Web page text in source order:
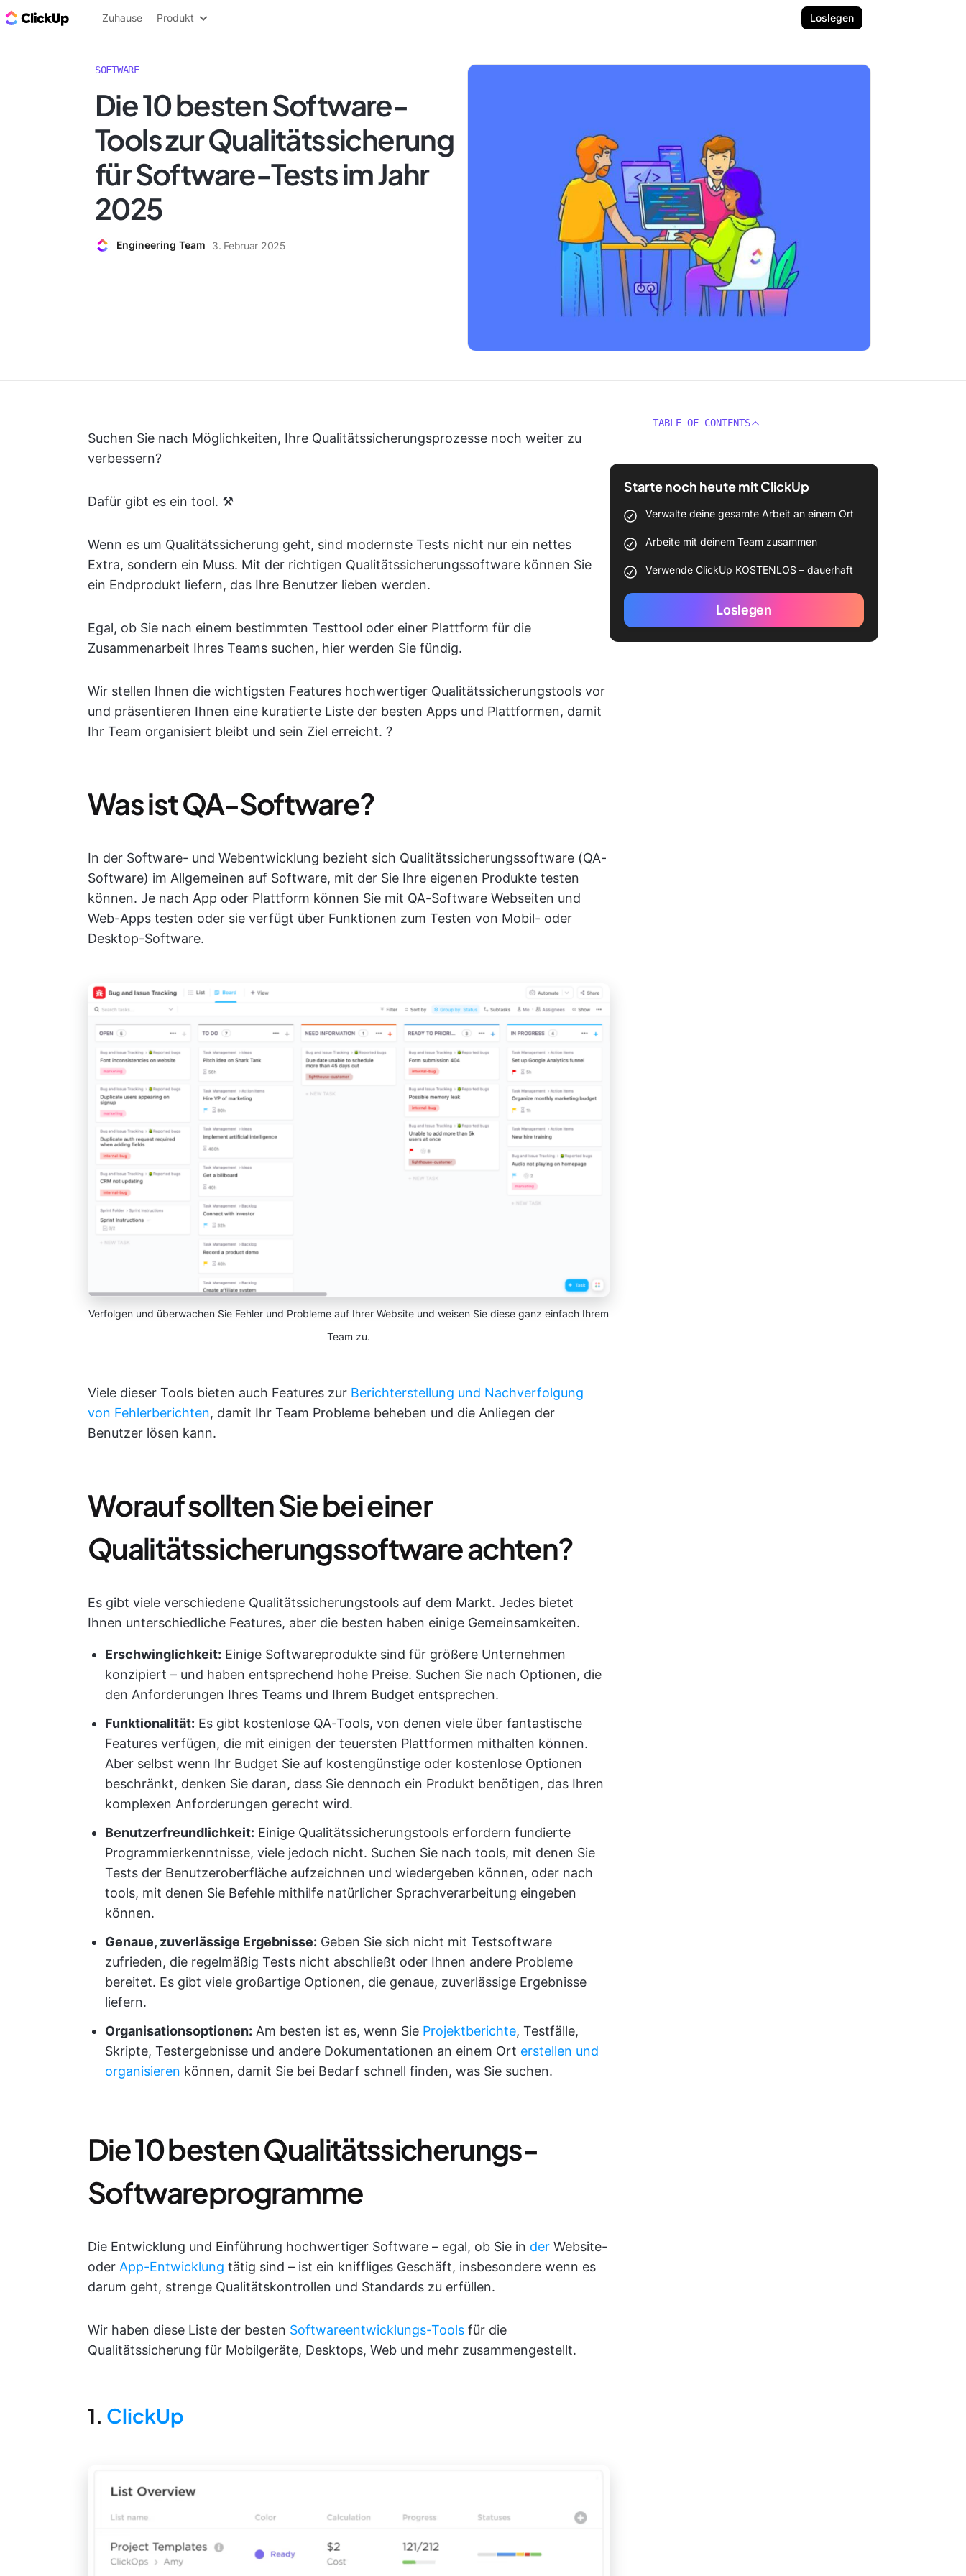
ClickUp Blog
Zuhause Produkt Loslegen
SOFTWARE
Die 10 besten Software-
Tools zur Qualitätssicherung
für Software-Tests im Jahr
2025
Engineering Team 3. Februar 2025
Suchen Sie nach Möglichkeiten, Ihre Qualitätssicherungsprozesse noch weiter zu
verbessern?
Dafür gibt es ein tool. ⚒️
Wenn es um Qualitätssicherung geht, sind modernste Tests nicht nur ein nettes
Extra, sondern ein Muss. Mit der richtigen Qualitätssicherungssoftware können Sie
ein Endprodukt liefern, das Ihre Benutzer lieben werden.
Egal, ob Sie nach einem bestimmten Testtool oder einer Plattform für die
Zusammenarbeit Ihres Teams suchen, hier werden Sie fündig.
Wir stellen Ihnen die wichtigsten Features hochwertiger Qualitätssicherungstools vor
und präsentieren Ihnen eine kuratierte Liste der besten Apps und Plattformen, damit
Ihr Team organisiert bleibt und sein Ziel erreicht. ?
Was ist QA-Software?
In der Software- und Webentwicklung bezieht sich Qualitätssicherungssoftware (QA-
Software) im Allgemeinen auf Software, mit der Sie Ihre eigenen Produkte testen
können. Je nach App oder Plattform können Sie mit QA-Software Webseiten und
Web-Apps testen oder sie verfügt über Funktionen zum Testen von Mobil- oder
Desktop-Software.
Verfolgen und überwachen Sie Fehler und Probleme auf Ihrer Website und weisen Sie diese ganz einfach Ihrem
Team zu.
Viele dieser Tools bieten auch Features zur Berichterstellung und Nachverfolgung
von Fehlerberichten, damit Ihr Team Probleme beheben und die Anliegen der
Benutzer lösen kann.
Worauf sollten Sie bei einer
Qualitätssicherungssoftware achten?
Es gibt viele verschiedene Qualitätssicherungstools auf dem Markt. Jedes bietet
Ihnen unterschiedliche Features, aber die besten haben einige Gemeinsamkeiten.
Erschwinglichkeit: Einige Softwareprodukte sind für größere Unternehmen
konzipiert – und haben entsprechend hohe Preise. Suchen Sie nach Optionen, die
den Anforderungen Ihres Teams und Ihrem Budget entsprechen.
Funktionalität: Es gibt kostenlose QA-Tools, von denen viele über fantastische
Features verfügen, die mit einigen der teuersten Plattformen mithalten können.
Aber selbst wenn Ihr Budget Sie auf kostengünstige oder kostenlose Optionen
beschränkt, denken Sie daran, dass Sie dennoch ein Produkt benötigen, das Ihren
komplexen Anforderungen gerecht wird.
Benutzerfreundlichkeit: Einige Qualitätssicherungstools erfordern fundierte
Programmierkenntnisse, viele jedoch nicht. Suchen Sie nach tools, mit denen Sie
Tests der Benutzeroberfläche aufzeichnen und wiedergeben können, oder nach
tools, mit denen Sie Befehle mithilfe natürlicher Sprachverarbeitung eingeben
können.
Genaue, zuverlässige Ergebnisse: Geben Sie sich nicht mit Testsoftware
zufrieden, die regelmäßig Tests nicht abschließt oder Ihnen andere Probleme
bereitet. Es gibt viele großartige Optionen, die genaue, zuverlässige Ergebnisse
liefern.
Organisationsoptionen: Am besten ist es, wenn Sie Projektberichte, Testfälle,
Skripte, Testergebnisse und andere Dokumentationen an einem Ort erstellen und
organisieren können, damit Sie bei Bedarf schnell finden, was Sie suchen.
Die 10 besten Qualitätssicherungs-
Softwareprogramme
Die Entwicklung und Einführung hochwertiger Software – egal, ob Sie in der Website-
oder App-Entwicklung tätig sind – ist ein kniffliges Geschäft, insbesondere wenn es
darum geht, strenge Qualitätskontrollen und Standards zu erfüllen.
Wir haben diese Liste der besten Softwareentwicklungs-Tools für die
Qualitätssicherung für Mobilgeräte, Desktops, Web und mehr zusammengestellt.
1. ClickUp
TABLE OF CONTENTS
Starte noch heute mit ClickUp
Verwalte deine gesamte Arbeit an einem Ort
Arbeite mit deinem Team zusammen
Verwende ClickUp KOSTENLOS – dauerhaft
Loslegen